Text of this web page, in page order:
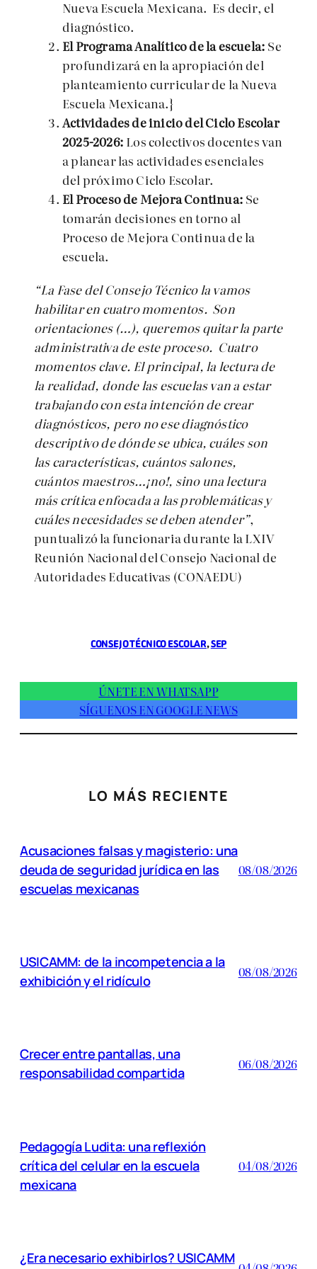
Nueva Escuela Mexicana. Es decir, el
diagnóstico.
El Programa Analítico de la escuela: Se
profundizará en la apropiación del
planteamiento curricular de la Nueva
Escuela Mexicana.}
Actividades de inicio del Ciclo Escolar
2025-2026: Los colectivos docentes van
a planear las actividades esenciales
del próximo Ciclo Escolar.
El Proceso de Mejora Continua: Se
tomarán decisiones en torno al
Proceso de Mejora Continua de la
escuela.
“La Fase del Consejo Técnico la vamos
habilitar en cuatro momentos. Son
orientaciones (…), queremos quitar la parte
administrativa de este proceso. Cuatro
momentos clave. El principal, la lectura de
la realidad, donde las escuelas van a estar
trabajando con esta intención de crear
diagnósticos, pero no ese diagnóstico
descriptivo de dónde se ubica, cuáles son
las características, cuántos salones,
cuántos maestros…¡no!, sino una lectura
más crítica enfocada a las problemáticas y
cuáles necesidades se deben atender”,
puntualizó la funcionaria durante la LXIV
Reunión Nacional del Consejo Nacional de
Autoridades Educativas (CONAEDU)
CONSEJO TÉCNICO ESCOLAR, SEP
ÚNETE EN WHATSAPP
SÍGUENOS EN GOOGLE NEWS
LO MÁS RECIENTE
Acusaciones falsas y magisterio: una
deuda de seguridad jurídica en las
escuelas mexicanas
08/08/2026
USICAMM: de la incompetencia a la
exhibición y el ridículo
08/08/2026
Crecer entre pantallas, una
responsabilidad compartida
06/08/2026
Pedagogía Ludita: una reflexión
crítica del celular en la escuela
mexicana
04/08/2026
¿Era necesario exhibirlos? USICAMM